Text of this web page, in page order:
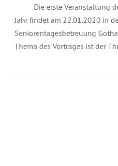
Die erste Veranstaltung
Jahr findet am 22.01.2020 in
Seniorentagesbetreuung
Thema des Vortrages ist der